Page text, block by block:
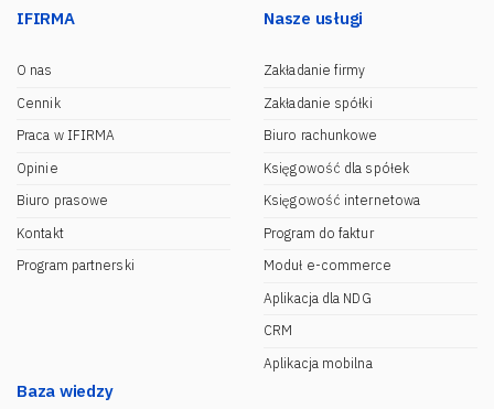
IFIRMA
O nas
Cennik
Praca w IFIRMA
Opinie
Biuro prasowe
Kontakt
Program partnerski
Nasze usługi
Zakładanie firmy
Zakładanie spółki
Biuro rachunkowe
Księgowość dla spółek
Księgowość internetowa
Program do faktur
Moduł e-commerce
Aplikacja dla NDG
CRM
Aplikacja mobilna
Baza wiedzy